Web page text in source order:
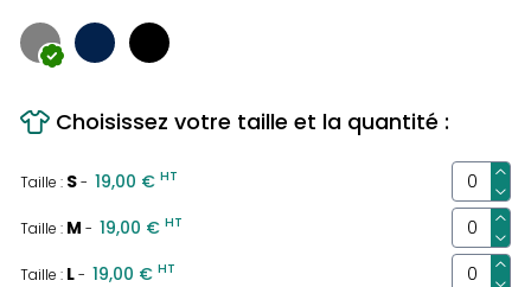
Choisissez votre taille et la quantité :
Taille : S- 19,00 € HT
Taille : M - 19,00 € HT
Taille : L- 19,00 € HT